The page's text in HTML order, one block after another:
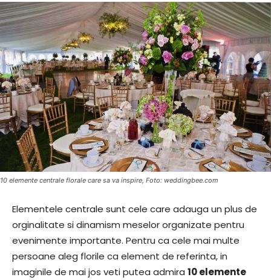
10 elemente centrale florale care sa va inspire, Foto: weddingbee.com
Elementele centrale sunt cele care adauga un plus de
orginalitate si dinamism meselor organizate pentru
evenimente importante. Pentru ca cele mai multe
persoane aleg florile ca element de referinta, in
imaginile de mai jos veti putea admira 10 elemente